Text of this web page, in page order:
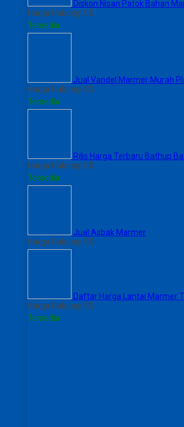
Diskon Nisan Patok Bahan
Harga Hubungi CS
Tersedia
Jual Vandel Marmer Murah
Harga Hubungi CS
Tersedia
Rilis Harga Terbaru Bathup
Harga Hubungi CS
Tersedia
Jual Asbak Marmer
Harga Hubungi CS
Daftar Harga Lantai Marmer
Harga Hubungi CS
Tersedia